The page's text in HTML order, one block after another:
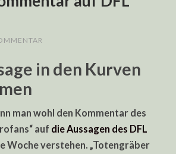
in den Kurven
man wohl den Kommentar des
auf die Aussagen des DFL
Woche verstehen. „Totengräber